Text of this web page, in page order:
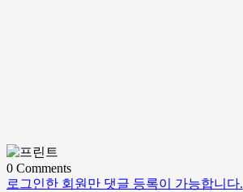
0 Comments
로그인한 회원만 댓글 등록이 가능합니다.